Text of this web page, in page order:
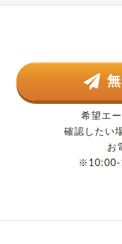
希望エ
確認したい
お
※10:00-